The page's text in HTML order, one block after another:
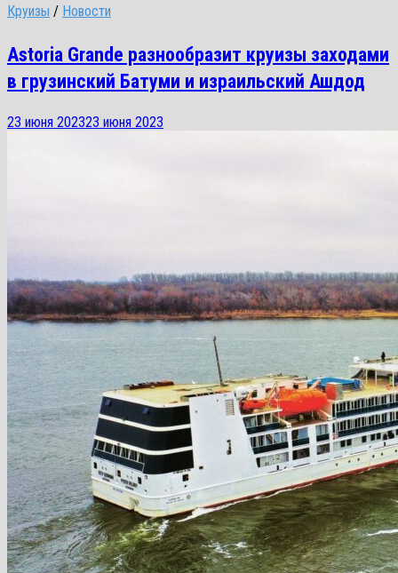
Круизы / Новости
Astoria Grande разнообразит круизы заходами
в грузинский Батуми и израильский Ашдод
23 июня 202323 июня 2023